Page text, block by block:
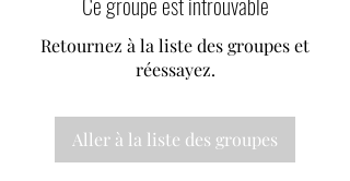
Retournez à la liste des groupes et
réessayez.
Aller à la liste des groupes